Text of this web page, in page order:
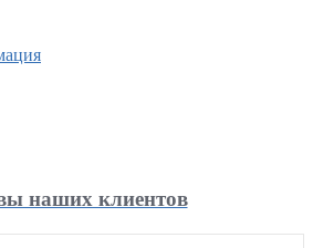
наших клиентов